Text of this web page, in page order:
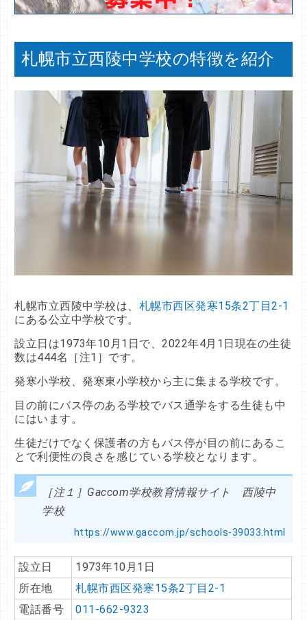
札幌市立西陵中学校の特徴を紹介
札幌市立西陵中学校は、 札幌市西区発寒15条2丁目2-1
にある公立中学校です。
設立日は1973年10月1日で、2022年4月1日現在の生徒
数は444名［注1］です。
発寒小学校、発寒東小学校から主に集まる学校です。
目の前にバス停のある学校でバス通学をする生徒も中
にはいます。
生徒だけでなく保護者の方もバス停が目の前にあるこ
とで利便性の良さを感じている学校となります。
［注１］Gaccom学校教育情報サイト 西陵中
学校
https://www.gaccom.jp/schools-39033.html
設立日
1973年10月1日
所在地
札幌市西区発寒15条2丁目2-1
電話番号
011-662-9323